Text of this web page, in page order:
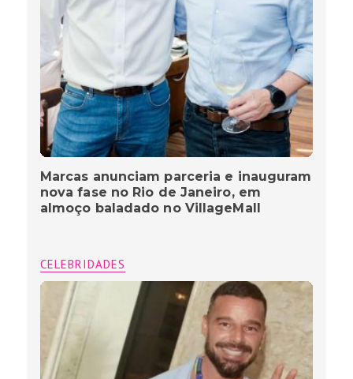
Marcas anunciam parceria e inauguram
nova fase no Rio de Janeiro, em
almoço baladado no VillageMall
CELEBRIDADES